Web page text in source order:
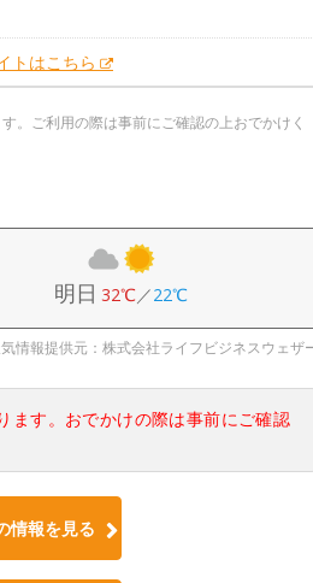
トはこちら
。ご利用の際は事前にご確認の上おでかけく
明日 32℃／22℃
情報提供元：株式会社ライフビジネスウェザ
ます。おでかけの際は事前にご確認
情報を見る